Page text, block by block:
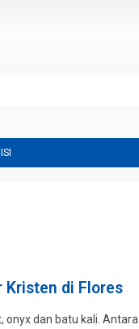
Kristen di Flores
dan batu kali.